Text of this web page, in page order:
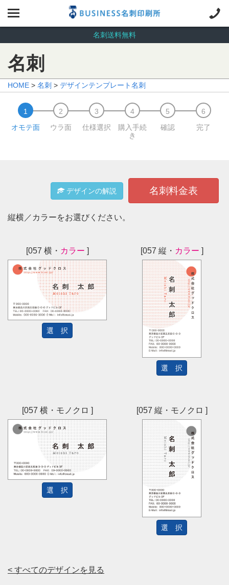
名刺送料無料
名刺
HOME > 名刺 > デザインテンプレート名刺
オモテ面 ウラ面 仕様選択
購入手続
き
確認 完了
デザインの解説 名刺料金表
縦横／カラーをお選びください。
[057 横・ カラー ]
選 択
[057 縦・ カラー ]
選 択
[057 横・モノクロ ]
選 択
[057 縦・モノクロ ]
選 択
< すべてのデザインを見る